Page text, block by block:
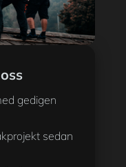
gedigen
sedan